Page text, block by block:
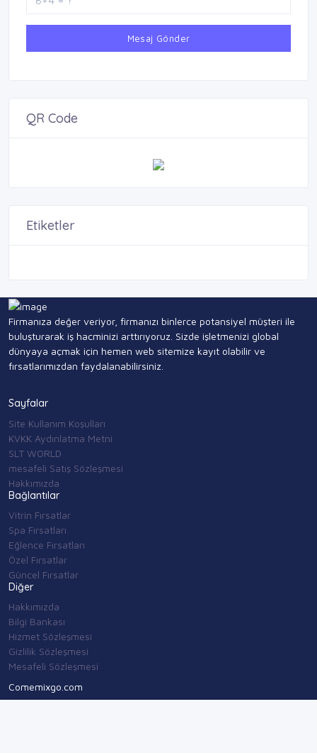
Mesaj Gönder
QR Code
Etiketler
Firmanıza değer veriyor, firmanızı binlerce potansiyel müşteri ile
buluşturarak iş hacminizi arttırıyoruz. Sizde işletmenizi global
dünyaya açmak için hemen web sitemize kayıt olabilir ve
fırsatlarımızdan faydalanabilirsiniz.
Sayfalar
Site Kullanım Koşulları
KVKK Aydınlatma Metni
SLT WORLD
mesafeli Satış Sözleşmesi
Hakkımızda
Bağlantılar
Vitrin Fırsatlar
Spa Fırsatları
Eğlence Fırsatları
Özel Fırsatlar
Güncel Fırsatlar
Diğer
Hakkımızda
Bilgi Bankası
Hizmet Sözleşmesi
Gizlilik Sözleşmesi
Mesafeli Sözleşmesi
Comemixgo.com